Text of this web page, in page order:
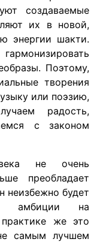
создаваемые
их в новой,
энергии шакти.
Поэтому,
творения
или поэзию,
радость,
с законом
не очень
преобладает
неизбежно будет
амбиции на
же это
самым лучшем